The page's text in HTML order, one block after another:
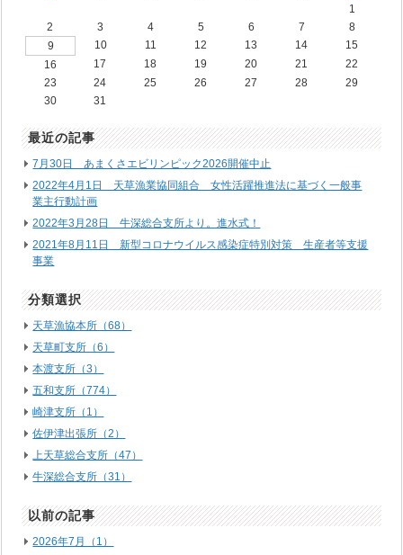
1
2
3 4 5 6 7
8
9
10 11 12 13 14
15
16
17 18 19 20 21
22
23
24 25 26 27 28
29
30
31
最近の記事
7月30日 あまくさエビリンピック2026開催中止
2022年4月1日 天草漁業協同組合 女性活躍推進法に基づく一般事
業主行動計画
2022年3月28日 牛深総合支所より。進水式！
2021年8月11日 新型コロナウイルス感染症特別対策 生産者等支援
事業
分類選択
天草漁協本所（68）
天草町支所（6）
本渡支所（3）
五和支所（774）
崎津支所（1）
佐伊津出張所（2）
上天草総合支所（47）
牛深総合支所（31）
以前の記事
2026年7月（1）